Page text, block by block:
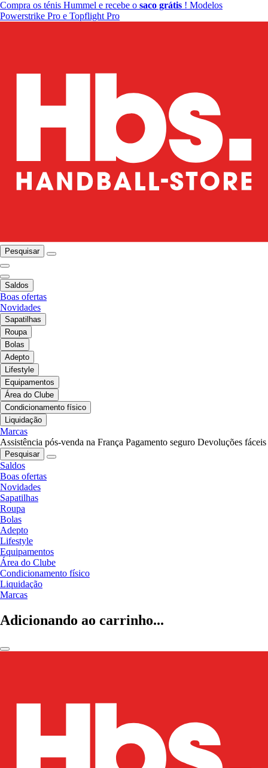
Compra os ténis Hummel e recebe o saco grátis ! Modelos
Powerstrike Pro e Topflight Pro
Pesquisar
Saldos
Boas ofertas
Novidades
Sapatilhas
Roupa
Bolas
Adepto
Lifestyle
Equipamentos
Área do Clube
Condicionamento físico
Liquidação
Marcas
Assistência pós-venda na França Pagamento seguro Devoluções fáceis
Pesquisar
Saldos
Boas ofertas
Novidades
Sapatilhas
Roupa
Bolas
Adepto
Lifestyle
Equipamentos
Área do Clube
Condicionamento físico
Liquidação
Marcas
Adicionando ao carrinho...